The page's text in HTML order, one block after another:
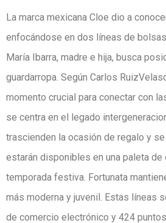
La marca mexicana Cloe dio a
enfocándose en dos líneas de
María Ibarra, madre e hija, busca
guardarropa. Según Carlos
momento crucial para conectar con
se centra en el legado
trascienden la ocasión de regalo y
estarán disponibles en una paleta
temporada festiva. Fortunata
más moderna y juvenil. Estas líneas
de comercio electrónico y 424